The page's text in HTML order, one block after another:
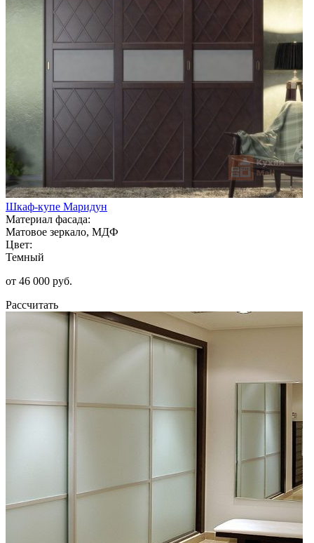
Шкаф-купе Маридун
Материал фасада:
Матовое зеркало, МДФ
Цвет:
Темный
от 46 000 руб.
Рассчитать